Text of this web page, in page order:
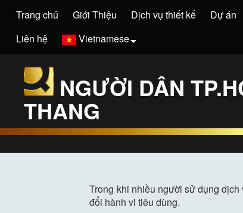
Trang chủ Giới Thiệu Dịch vụ thiết kế Dự án
Liên hệ
Vietnamese
NGƯỜI DÂN
THANG
Trong khi nhiều người sử dụng
đổi hành vi tiêu dùng.